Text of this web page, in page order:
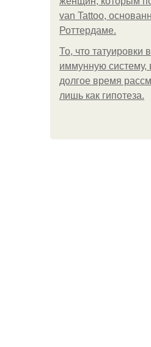
van Tattoo,
Роттердаме.
То, что татуировки
иммунную систему,
долгое время
лишь как гипотеза.